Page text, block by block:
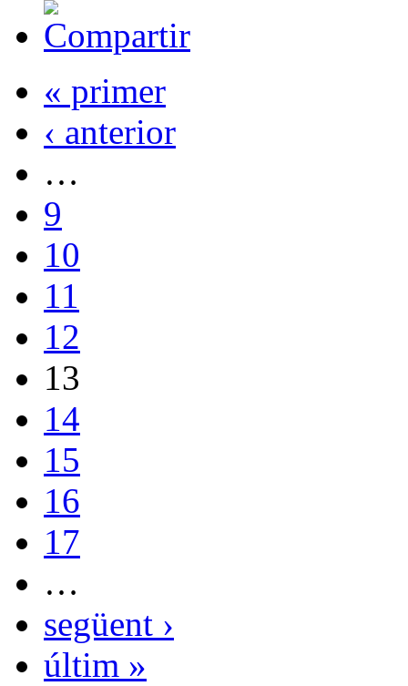
« primer
‹ anterior
…
9
10
11
12
13
14
15
16
17
…
següent ›
últim »